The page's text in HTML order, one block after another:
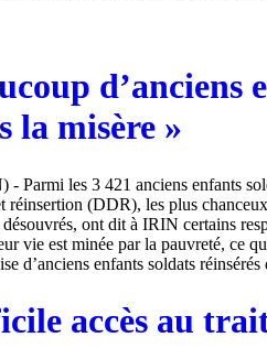
d’anciens
la misère »
Parmi les 3 421 anciens enfants
réinsertion (DDR), les plus
ont dit à IRIN certains
vie est minée par la pauvreté, ce
d’anciens enfants soldats
accès au